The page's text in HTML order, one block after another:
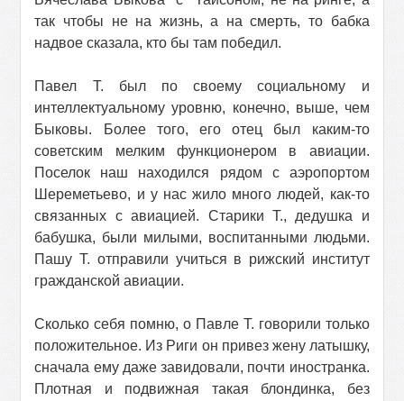
так чтобы не на жизнь, а на смерть, то бабка
надвое сказала, кто бы там победил.
Павел Т. был по своему социальному и
интеллектуальному уровню, конечно, выше, чем
Быковы. Более того, его отец был каким-то
советским мелким функционером в авиации.
Поселок наш находился рядом с аэропортом
Шереметьево, и у нас жило много людей, как-то
связанных с авиацией. Старики Т., дедушка и
бабушка, были милыми, воспитанными людьми.
Пашу Т. отправили учиться в рижский институт
гражданской авиации.
Сколько себя помню, о Павле Т. говорили только
положительное. Из Риги он привез жену латышку,
сначала ему даже завидовали, почти иностранка.
Плотная и подвижная такая блондинка, без